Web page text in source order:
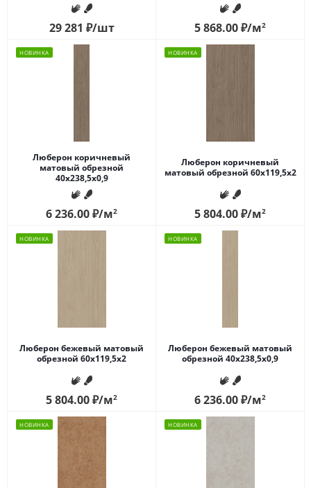
29 281 ₽/шт 5 868.00₽/м2
НОВИНКА
Люберон коричневый
матовый обрезной
40x238,5x0,9
6 236.00₽/м2
НОВИНКА
Люберон коричневый
матовый обрезной 60x119,5x2
5 804.00₽/м2
НОВИНКА
Люберон бежевый матовый
обрезной 60x119,5x2
5 804.00₽/м2
НОВИНКА
Люберон бежевый матовый
обрезной 40x238,5x0,9
6 236.00₽/м2
НОВИНКА НОВИНКА